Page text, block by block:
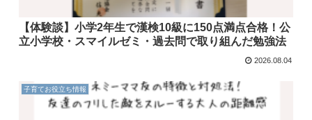
【体験談】小学2年生で漢検10級に150点満点合格！公
立小学校・スマイルゼミ・過去問で取り組んだ勉強法
2026.08.04
子育てお役立ち情報